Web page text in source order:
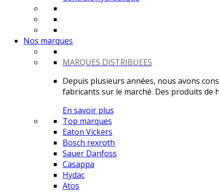
Nos marques
MARQUES DISTRIBUEES
Depuis plusieurs années, nous avons
fabricants sur le marché. Des produits de
En savoir plus
Top marques
Eaton Vickers
Bosch rexroth
Sauer Danfoss
Casappa
Hydac
Atos